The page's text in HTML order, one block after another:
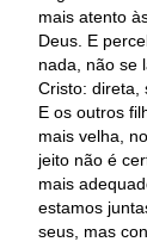
mais atento
Deus. E
nada, não se
Cristo: direta,
E os outros
mais velha,
jeito não é
mais
estamos
seus, mas